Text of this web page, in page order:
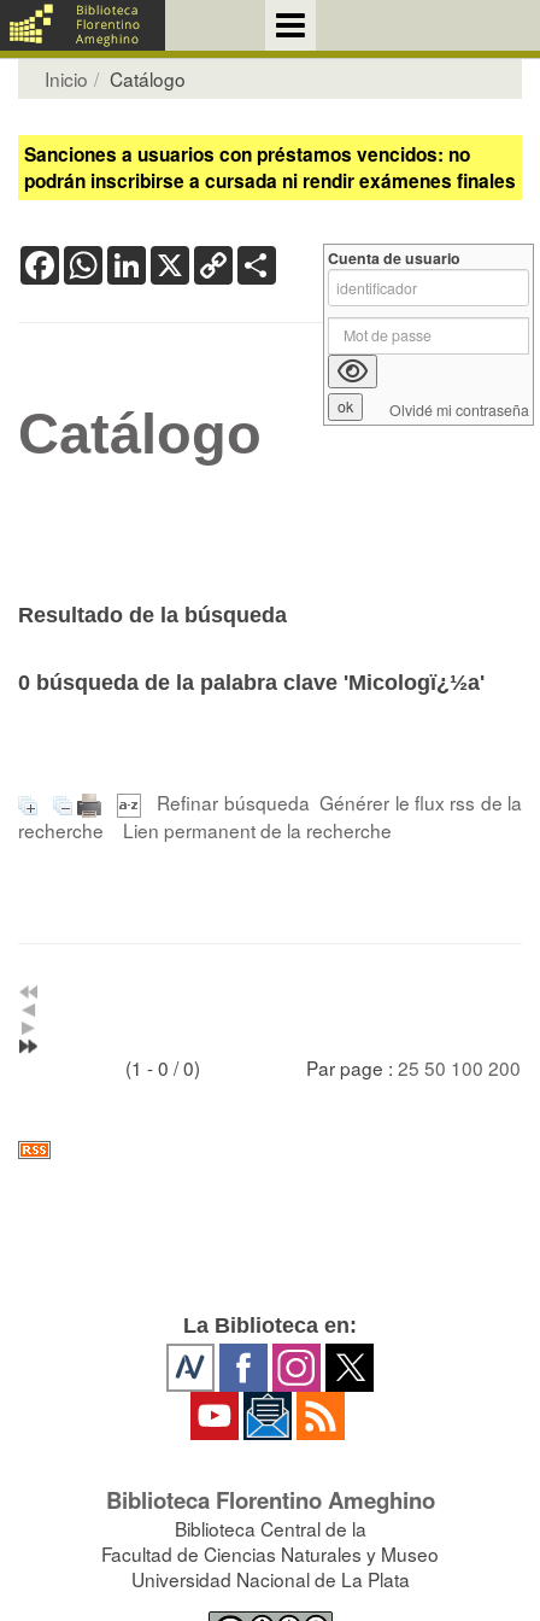
Inicio Catálogo
Sanciones a usuarios con préstamos vencidos: no
podrán inscribirse a cursada ni rendir exámenes finales
FacebookWhatsApp
LinkedIn
X Copy
Link
Catálogo
Resultado de la búsqueda
0 búsqueda de la palabra clave 'Micologï¿½a'
Refinar búsqueda Générer le flux rss de la
recherche
Lien permanent de la recherche
(1 - 0 / 0) Par page : 25 50 100 200
Cuenta de usuario
Olvidé mi contraseña
La Biblioteca en:
Biblioteca Florentino Ameghino
Biblioteca Central de la
Facultad de Ciencias Naturales y Museo
Universidad Nacional de La Plata